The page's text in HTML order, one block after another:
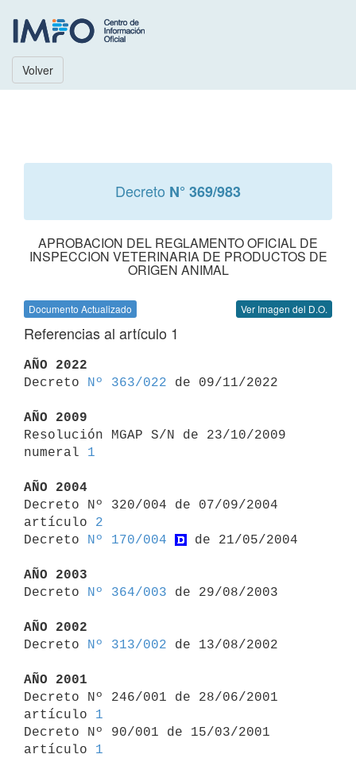
Volver
Decreto N° 369/983
APROBACION DEL REGLAMENTO OFICIAL DE
INSPECCION VETERINARIA DE PRODUCTOS DE
ORIGEN ANIMAL
Documento Actualizado Ver Imagen del D.O.
Referencias al artículo 1
AÑO 2022
Decreto
Nº 363/022 de 09/11/2022
AÑO 2009
Resolución MGAP S/N de 23/10/2009
numeral 1
AÑO 2004
Decreto Nº 320/004 de 07/09/2004
artículo 2
Decreto
Nº 170/004 de 21/05/2004
AÑO 2003
Decreto
Nº 364/003 de 29/08/2003
AÑO 2002
Decreto
Nº 313/002 de 13/08/2002
AÑO 2001
Decreto Nº 246/001 de 28/06/2001
artículo 1
Decreto Nº 90/001 de 15/03/2001
artículo 1